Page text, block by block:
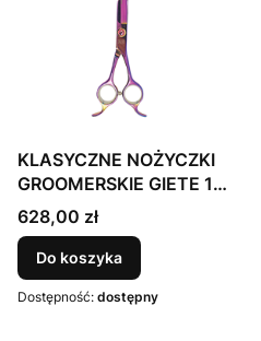
KLASYCZNE NOŻYCZKI
GROOMERSKIE GIETE 18
cm, japońska stal
nierdzewna 440c, kolor
FIOLETOWY
KAMELEON, fioletowe
etui
Cena
628,00 zł
Do koszyka
Dostępność: dostępny